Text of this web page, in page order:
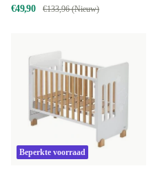
€49,90 €133,96 (Nieuw)
Beperkte voorraad